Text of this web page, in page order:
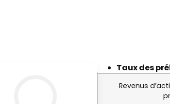
Taux des
Revenus